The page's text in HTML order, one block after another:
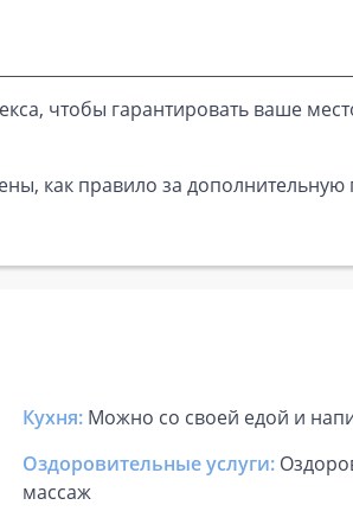
чтобы гарантировать ваше
как правило за дополнительную
Кухня: Можно со своей едой и
Оздоровительные услуги:
массаж